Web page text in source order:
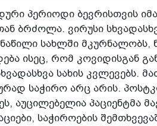
პერიოდი ბევრისთვის
ბრძოლა. ვირუსი
სახლში მკურნალობს,
ისეც, რომ კოვიდისგან
სახის
საჭირო არც არის.
აუცილებელია პაციენტმა
საჭიროების